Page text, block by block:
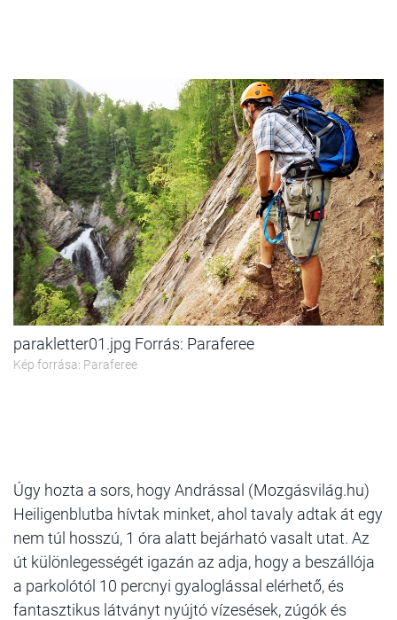
parakletter01.jpg Forrás: Paraferee
Kép forrása: Paraferee
Úgy hozta a sors, hogy Andrással (Mozgásvilág.hu)
Heiligenblutba hívtak minket, ahol tavaly adtak át egy
nem túl hosszú, 1 óra alatt bejárható vasalt utat. Az
út különlegességét igazán az adja, hogy a beszállója
a parkolótól 10 percnyi gyaloglással elérhető, és
fantasztikus látványt nyújtó vízesések, zúgók és